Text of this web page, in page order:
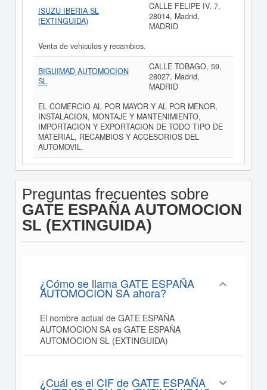
ISUZU IBERIA SL
(EXTINGUIDA)
CALLE FELIPE IV, 7,
28014, Madrid,
MADRID
Venta de vehiculos y recambios.
BIGUIMAD AUTOMOCION
SL
CALLE TOBAGO, 59,
28027, Madrid,
MADRID
EL COMERCIO AL POR MAYOR Y AL POR MENOR,
INSTALACION, MONTAJE Y MANTENIMIENTO,
IMPORTACION Y EXPORTACION DE TODO TIPO DE
MATERIAL, RECAMBIOS Y ACCESORIOS DEL
AUTOMOVIL.
Preguntas frecuentes sobre
GATE ESPAÑA AUTOMOCION
SL (EXTINGUIDA)
¿Cómo se llama GATE ESPAÑA
AUTOMOCION SA ahora?
El nombre actual de GATE ESPAÑA
AUTOMOCION SA es GATE ESPAÑA
AUTOMOCION SL (EXTINGUIDA)
¿Cuál es el CIF de GATE ESPAÑA